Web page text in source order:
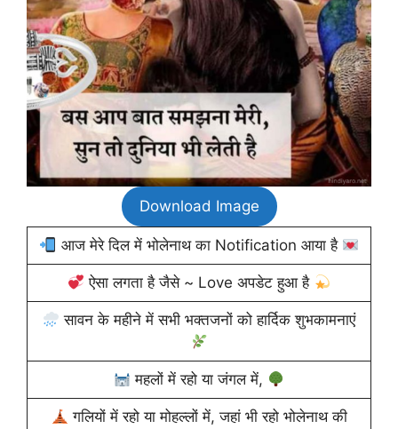
Download Image
आज मेरे दिल में भोलेनाथ का Notification आया है
ऐसा लगता है जैसे ~ Love अपडेट हुआ है
सावन के महीने में सभी भक्तजनों को हार्दिक शुभकामनाएं
महलों में रहो या जंगल में,
गलियों में रहो या मोहल्लों में, जहां भी रहो भोलेनाथ की